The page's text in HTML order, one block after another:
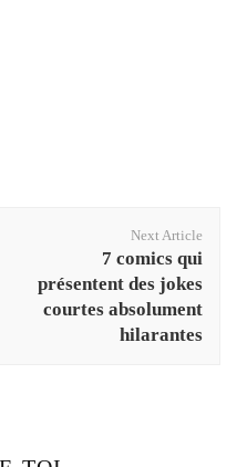
Next Article
7 comics qui
présentent des jokes
courtes absolument
hilarantes